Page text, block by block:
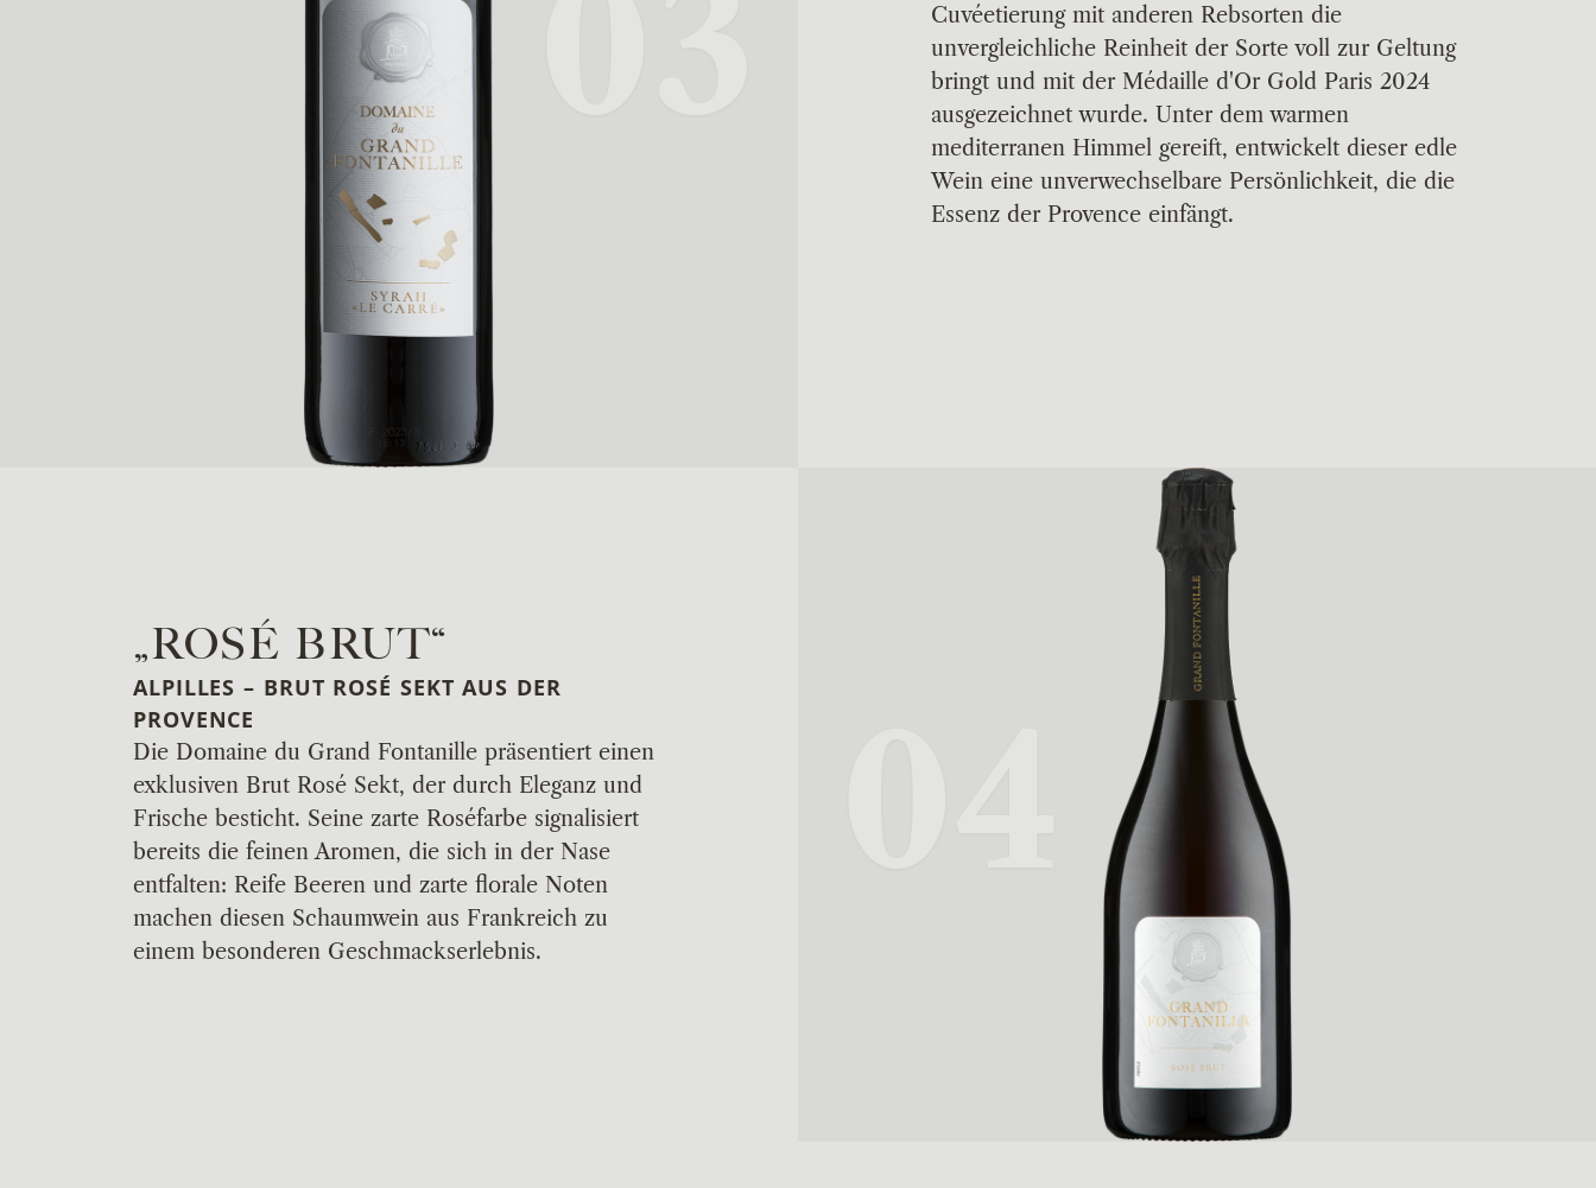
Cuvéetierung mit anderen Rebsorten die
unvergleichliche Reinheit der Sorte voll zur Geltung
bringt und mit der Médaille d'Or Gold Paris 2024
ausgezeichnet wurde. Unter dem warmen
mediterranen Himmel gereift, entwickelt dieser edle
Wein eine unverwechselbare Persönlichkeit, die die
Essenz der Provence einfängt.
„ROSÉ BRUT“
ALPILLES – BRUT ROSÉ SEKT AUS DER
PROVENCE
Die Domaine du Grand Fontanille präsentiert einen
exklusiven Brut Rosé Sekt, der durch Eleganz und
Frische besticht. Seine zarte Roséfarbe signalisiert
bereits die feinen Aromen, die sich in der Nase
entfalten: Reife Beeren und zarte florale Noten
machen diesen Schaumwein aus Frankreich zu
einem besonderen Geschmackserlebnis.